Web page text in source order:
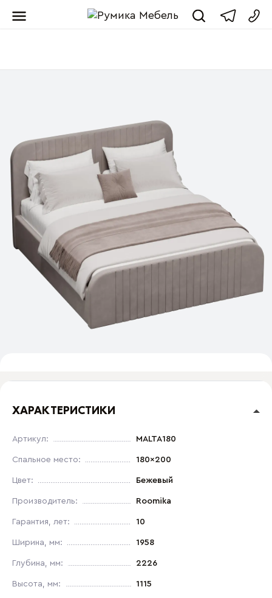
Мебель от
ХАРАКТЕРИСТИКИ
Артикул: MALTA180
Спальное место: 180x200
Цвет: Бежевый
Производитель: Roomika
Гарантия, лет: 10
Ширина, мм: 1958
Глубина, мм: 2226
Высота, мм: 1115